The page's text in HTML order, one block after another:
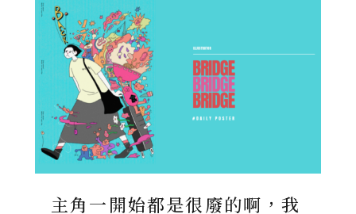
主角一開始都是很廢的啊，我